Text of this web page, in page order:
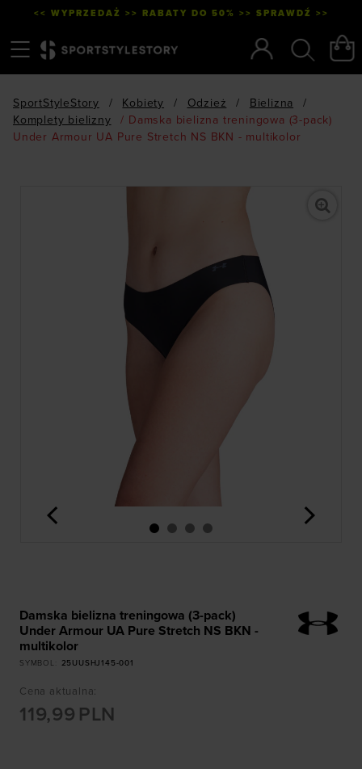
<< WYPRZEDAŻ >> RABATY DO 50% >> SPRAWDŹ >>
SportStyleStory / Kobiety / Odzież / Bielizna
/
Komplety bielizny
/ Damska bielizna treningowa (3-pack)
Under Armour UA Pure Stretch NS BKN - multikolor
<
Damska bielizna treningowa (3-pack)
Under Armour UA Pure Stretch NS BKN -
multikolor
SYMBOL 25UUSHJ145-001
Cena aktualna:
119,99 PLN